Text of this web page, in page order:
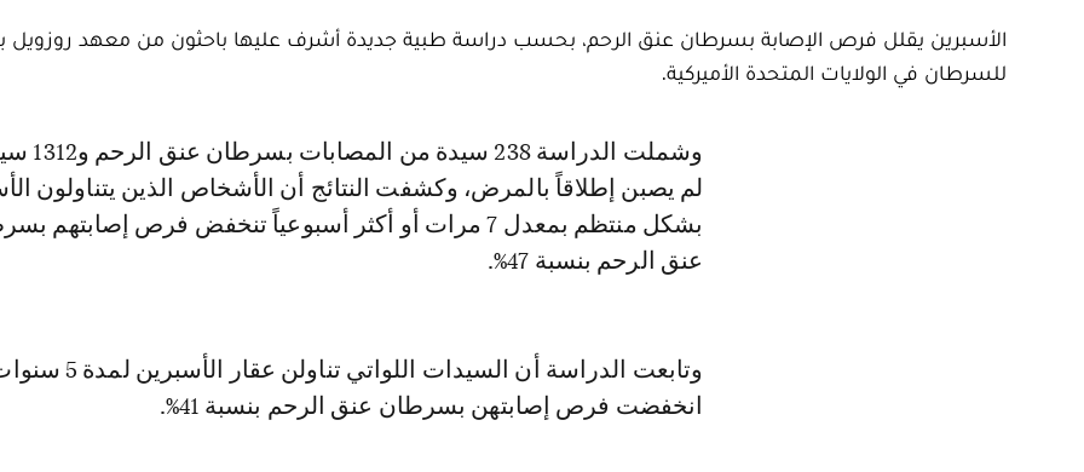
الأسبرين يقلل فرص الإصابة بسرطان عنق الرحم، بحسب دراسة طبية جديدة أشرف عليها باحثون من معهد روزويل
للسرطان في الولايات المتحدة الأميركية.
وشملت الدراسة 238 سيدة من المصابات بسرطان عنق الرحم و1312 سيدة أخرى
لم يصبن إطلاقاً بالمرض، وكشفت النتائج أن الأشخاص الذين يتناولون
بشكل منتظم بمعدل 7 مرات أو أكثر أسبوعياً تنخفض فرص إصابتهم
عنق الرحم بنسبة 47%.
وتابعت الدراسة أن السيدات
انخفضت فرص إصابتهن بسرطان عنق الرحم بنسبة 41%.